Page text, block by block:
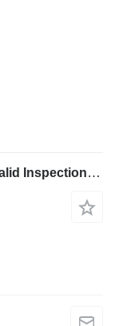
Zoomlion ZS1216C NEW / UNUSED, Valid Inspection, *Guarantee